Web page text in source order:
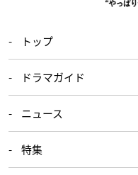
トップ
ドラマガイド
ニュース
特集